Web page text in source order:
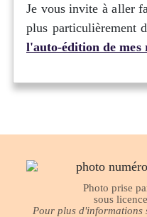
Je vous invite à aller
plus particulièrement
l'auto-édition de mes
Photo prise
sous licence
Pour plus d'informations